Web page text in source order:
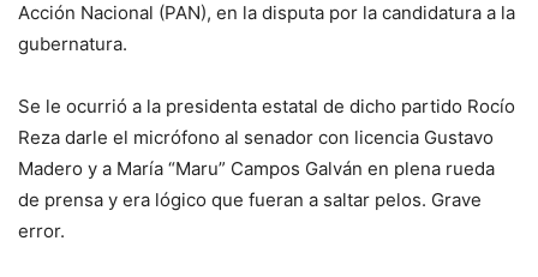
Acción Nacional (PAN), en la disputa por la candidatura a la
gubernatura.
Se le ocurrió a la presidenta estatal de dicho partido Rocío
Reza darle el micrófono al senador con licencia Gustavo
Madero y a María “Maru” Campos Galván en plena rueda
de prensa y era lógico que fueran a saltar pelos. Grave
error.